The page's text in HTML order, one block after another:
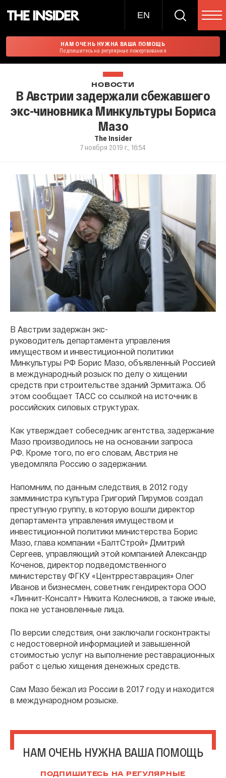
EN
НАМ ОЧЕНЬ НУЖНА ВАША ПОМОЩЬ
Подпишитесь на регулярные пожертвования
НОВОСТИ
В Австрии задержали сбежавшего
экс-чиновника Минкультуры Бориса
Мазо
The Insider
7 ноября 2019 г., 16:54
В Австрии задержан экс-
руководитель департамента управления
имуществом и инвестиционной политики
Минкультуры РФ Борис Мазо, объявленный Россией
в международный розыск по делу о хищении
средств при строительстве зданий Эрмитажа. Об
этом сообщает ТАСС со ссылкой на источник в
российских силовых структурах.
Как утверждает собеседник агентства, задержание
Мазо производилось не на основании запроса
РФ. Кроме того, по его словам, Австрия не
уведомляла Россию о задержании.
Напомним, по данным следствия, в 2012 году
замминистра культура Григорий Пирумов создал
преступную группу, в которую вошли директор
департамента управления имуществом и
инвестиционной политики министерства Борис
Мазо, глава компании «БалтСтрой» Дмитрий
Сергеев, управляющий этой компанией Александр
Коченов, директор подведомственного
министерству ФГКУ «Центрреставрация» Олег
Иванов и бизнесмен, советник гендиректора ООО
«Линнит-Консалт» Никита Колесников, а также иные,
пока не установленные лица.
По версии следствия, они заключали госконтракты
с недостоверной информацией и завышенной
стоимостью услуг на выполнение реставрационных
работ с целью хищения денежных средств.
Сам Мазо бежал из России в 2017 году и находится
в международном розыске.
НАМ ОЧЕНЬ НУЖНА ВАША ПОМОЩЬ
ПОДПИШИТЕСЬ НА РЕГУЛЯРНЫЕ